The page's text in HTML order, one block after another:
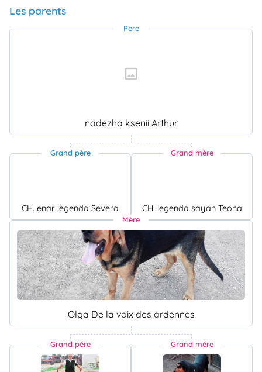
Les parents
Père
nadezha ksenii Arthur
Grand père
CH. enar legenda Severa
Grand mère
CH. legenda sayan Teona
Mère
Olga De la voix des ardennes
Grand père Grand mère